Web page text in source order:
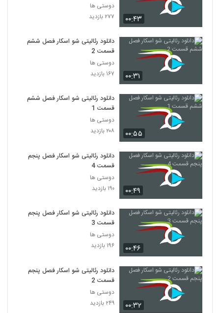
۰۰:۴۳
دوستی ها
۲۷۷ بازدید
۰۰:۳۱
دانلود رئالیتی شو اسکار فصل ششم
قسمت 2
دوستی ها
۱۶۷ بازدید
۰۰:۵۵
دانلود رئالیتی شو اسکار فصل ششم
قسمت 1
دوستی ها
۲۰۸ بازدید
۰۰:۴۹
دانلود رئالیتی شو اسکار فصل پنجم
قسمت 4
دوستی ها
۱۹۰ بازدید
۰۰:۴۶
دانلود رئالیتی شو اسکار فصل پنجم
قسمت 3
دوستی ها
۱۹۶ بازدید
۰۰:۳۲
دانلود رئالیتی شو اسکار فصل پنجم
قسمت 2
دوستی ها
۲۴۹ بازدید